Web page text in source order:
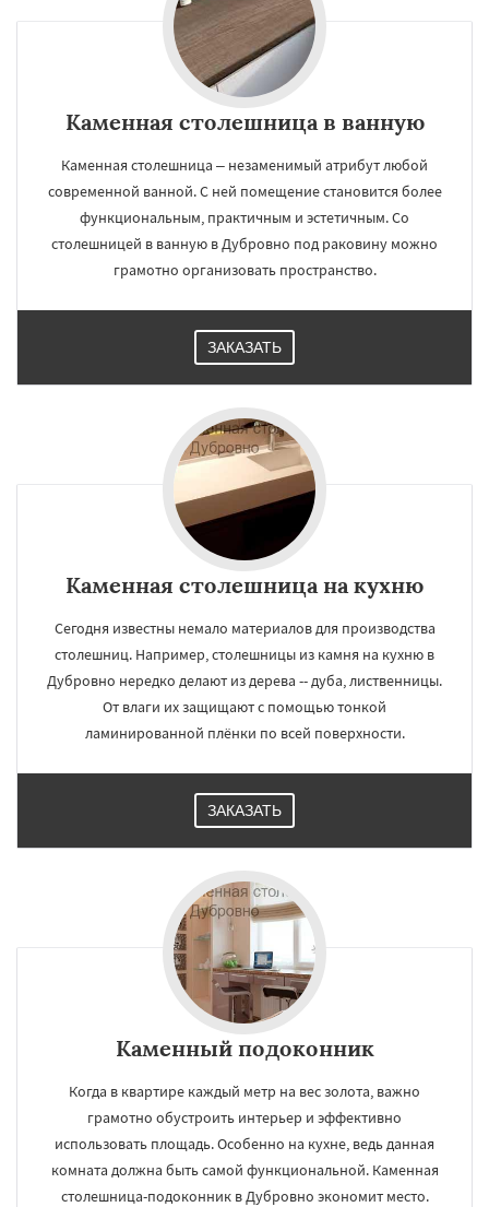
Каменная столешница в ванную
Каменная столешница – незаменимый атрибут любой
современной ванной. С ней помещение становится более
функциональным, практичным и эстетичным. Со
столешницей в ванную в Дубровно под раковину можно
грамотно организовать пространство.
ЗАКАЗАТЬ
Каменная столешница на кухню
Сегодня известны немало материалов для производства
столешниц. Например, столешницы из камня на кухню в
Дубровно нередко делают из дерева -- дуба, лиственницы.
От влаги их защищают с помощью тонкой
ламинированной плёнки по всей поверхности.
ЗАКАЗАТЬ
Каменный подоконник
Когда в квартире каждый метр на вес золота, важно
грамотно обустроить интерьер и эффективно
использовать площадь. Особенно на кухне, ведь данная
комната должна быть самой функциональной. Каменная
столешница-подоконник в Дубровно экономит место.